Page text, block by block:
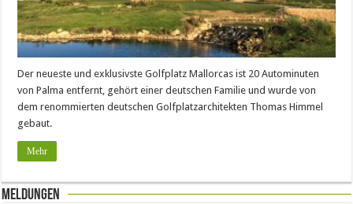
Der neueste und exklusivste Golfplatz Mallorcas ist 20 Autominuten
von Palma entfernt, gehört einer deutschen Familie und wurde von
dem renommierten deutschen Golfplatzarchitekten Thomas Himmel
gebaut.
Mehr
Meldungen